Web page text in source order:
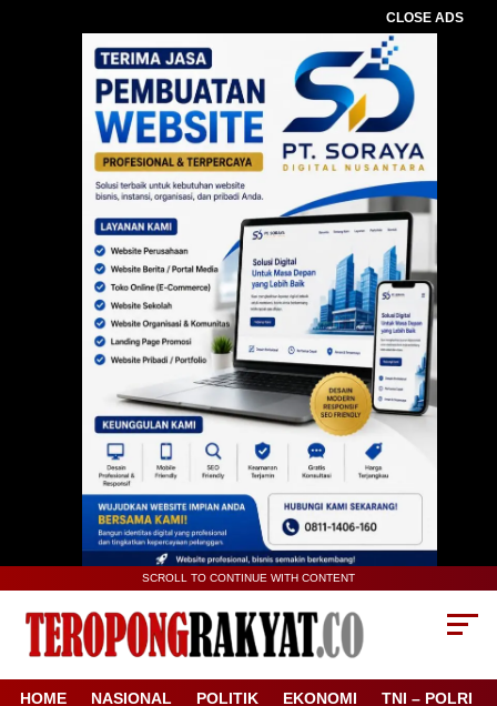
CLOSE ADS
SCROLL TO CONTINUE WITH CONTENT
HOME NASIONAL POLITIK EKONOMI TNI – POLRI